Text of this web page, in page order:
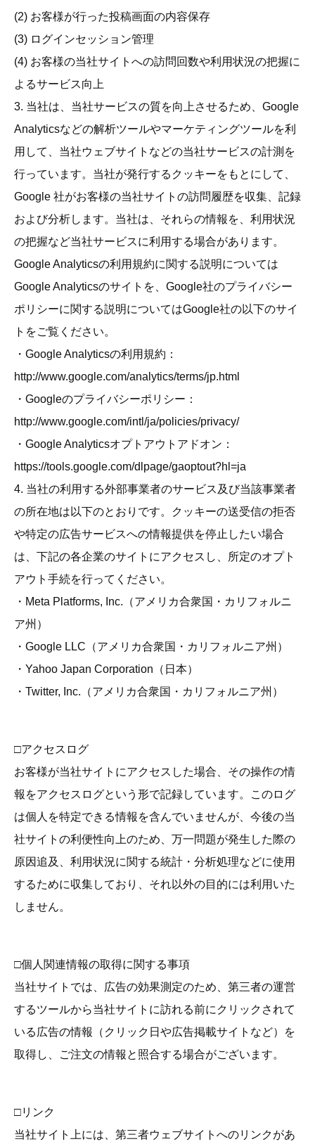
(2) お客様が行った投稿画面の内容保存
(3) ログインセッション管理
(4) お客様の当社サイトへの訪問回数や利用状況の把握に
よるサービス向上
3. 当社は、当社サービスの質を向上させるため、Google
Analyticsなどの解析ツールやマーケティングツールを利
用して、当社ウェブサイトなどの当社サービスの計測を
行っています。当社が発行するクッキーをもとにして、
Google 社がお客様の当社サイトの訪問履歴を収集、記録
および分析します。当社は、それらの情報を、利用状況
の把握など当社サービスに利用する場合があります。
Google Analyticsの利用規約に関する説明については
Google Analyticsのサイトを、Google社のプライバシー
ポリシーに関する説明についてはGoogle社の以下のサイ
トをご覧ください。
・Google Analyticsの利用規約：
http://www.google.com/analytics/terms/jp.html
・Googleのプライバシーポリシー：
http://www.google.com/intl/ja/policies/privacy/
・Google Analyticsオプトアウトアドオン：
https://tools.google.com/dlpage/gaoptout?hl=ja
4. 当社の利用する外部事業者のサービス及び当該事業者
の所在地は以下のとおりです。クッキーの送受信の拒否
や特定の広告サービスへの情報提供を停止したい場合
は、下記の各企業のサイトにアクセスし、所定のオプト
アウト手続を行ってください。
・Meta Platforms, Inc.（アメリカ合衆国・カリフォルニ
ア州）
・Google LLC（アメリカ合衆国・カリフォルニア州）
・Yahoo Japan Corporation（日本）
・Twitter, Inc.（アメリカ合衆国・カリフォルニア州）
□アクセスログ
お客様が当社サイトにアクセスした場合、その操作の情
報をアクセスログという形で記録しています。このログ
は個人を特定できる情報を含んでいませんが、今後の当
社サイトの利便性向上のため、万一問題が発生した際の
原因追及、利用状況に関する統計・分析処理などに使用
するために収集しており、それ以外の目的には利用いた
しません。
□個人関連情報の取得に関する事項
当社サイトでは、広告の効果測定のため、第三者の運営
するツールから当社サイトに訪れる前にクリックされて
いる広告の情報（クリック日や広告掲載サイトなど）を
取得し、ご注文の情報と照合する場合がございます。
□リンク
当社サイト上には、第三者ウェブサイトへのリンクがあ